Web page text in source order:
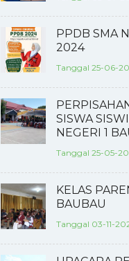
PPDB SMA
2024
Tanggal 25-06-
SISWA
NEGERI 1
Tanggal 25-05-
KELAS
BAUBAU
Tanggal 03-11-